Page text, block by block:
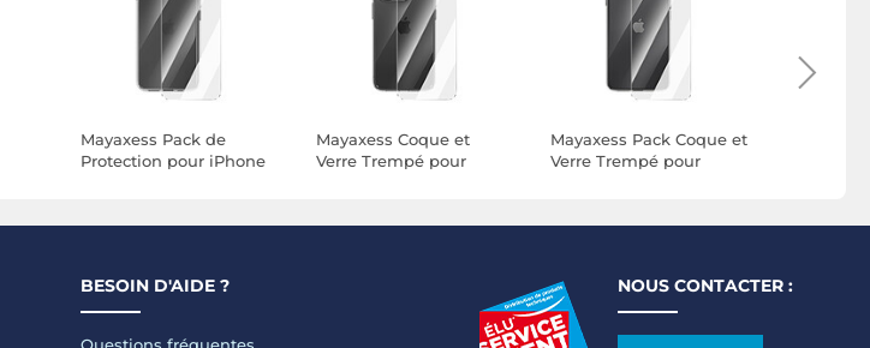
Mayaxess Pack de
Protection pour iPhone
Mayaxess Coque et
Verre Trempé pour
Transparent
Mayaxess Pack Coque et
Verre Trempé pour
Transparent
BESOIN D'AIDE ? NOUS CONTACTER :